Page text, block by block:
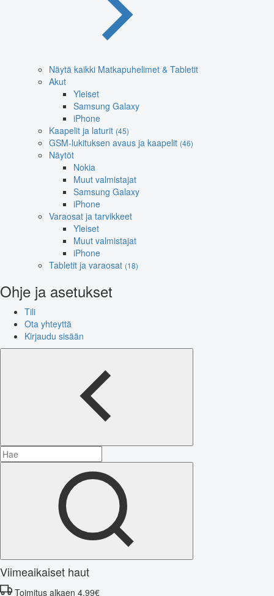
Näytä kaikki Matkapuhelimet & Tabletit
Akut
Yleiset
Samsung Galaxy
iPhone
Kaapelit ja laturit (45)
GSM-lukituksen avaus ja kaapelit (46)
Näytöt
Nokia
Muut valmistajat
Samsung Galaxy
iPhone
Varaosat ja tarvikkeet
Yleiset
Muut valmistajat
iPhone
Tabletit ja varaosat (18)
Ohje ja asetukset
Tili
Ota yhteyttä
Kirjaudu sisään
Viimeaikaiset haut
Toimitus alkaen 4,99€